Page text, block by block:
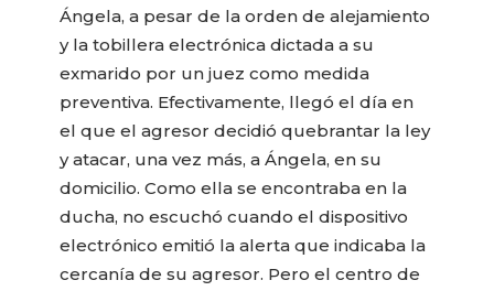
Ángela, a pesar de la orden de alejamiento
y la tobillera electrónica dictada a su
exmarido por un juez como medida
preventiva. Efectivamente, llegó el día en
el que el agresor decidió quebrantar la ley
y atacar, una vez más, a Ángela, en su
domicilio. Como ella se encontraba en la
ducha, no escuchó cuando el dispositivo
electrónico emitió la alerta que indicaba la
cercanía de su agresor. Pero el centro de